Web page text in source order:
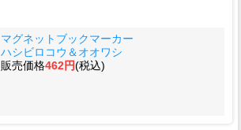
マグネットブックマーカー
ハシビロコウ＆オオワシ
販売価格462円(税込)